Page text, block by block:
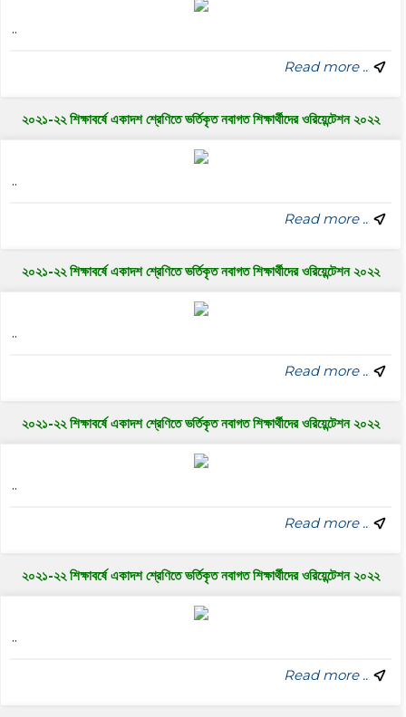
..
Read more ..
২০২১-২২ শিক্ষাবর্ষে একাদশ শ্রেণিতে ভর্তিকৃত নবাগত শিক্ষার্থীদের ওরিয়েন্টেশন ২০২২
..
Read more ..
২০২১-২২ শিক্ষাবর্ষে একাদশ শ্রেণিতে ভর্তিকৃত নবাগত শিক্ষার্থীদের ওরিয়েন্টেশন ২০২২
..
Read more ..
২০২১-২২ শিক্ষাবর্ষে একাদশ শ্রেণিতে ভর্তিকৃত নবাগত শিক্ষার্থীদের ওরিয়েন্টেশন ২০২২
..
Read more ..
২০২১-২২ শিক্ষাবর্ষে একাদশ শ্রেণিতে ভর্তিকৃত নবাগত শিক্ষার্থীদের ওরিয়েন্টেশন ২০২২
..
Read more ..